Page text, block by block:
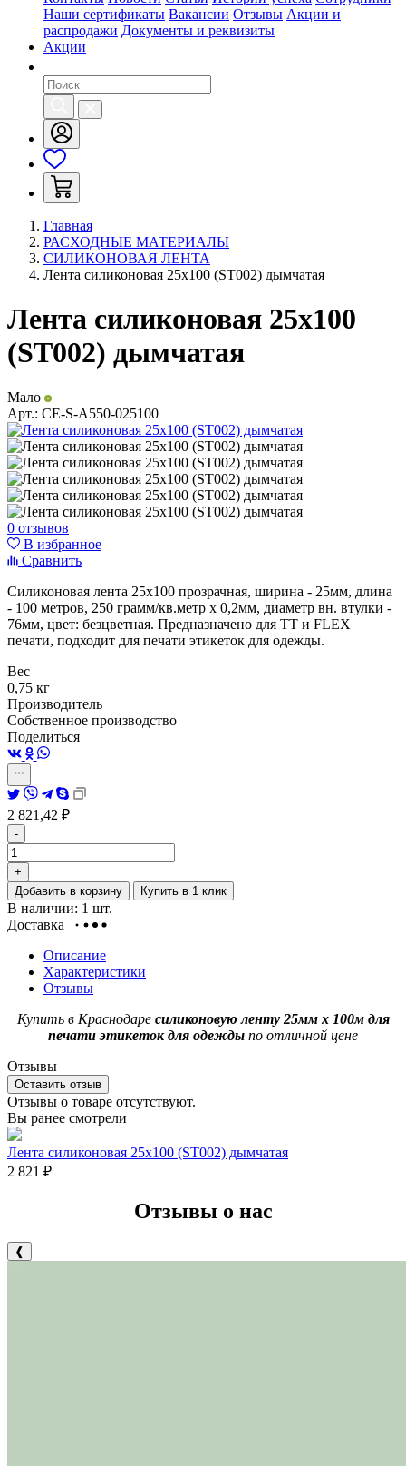
Наши сертификаты Вакансии Отзывы Акции и
распродажи Документы и реквизиты
Акции
Главная
РАСХОДНЫЕ МАТЕРИАЛЫ
СИЛИКОНОВАЯ ЛЕНТА
Лента силиконовая 25х100 (ST002) дымчатая
Лента силиконовая 25х100
(ST002) дымчатая
Мало
Арт.: CE-S-A550-025100
0 отзывов
В избранное
Сравнить
Силиконовая лента 25х100 прозрачная, ширина - 25мм, длина
- 100 метров, 250 грамм/кв.метр х 0,2мм, диаметр вн. втулки -
76мм, цвет: безцветная. Предназначено для ТТ и FLEX
печати, подходит для печати этикеток для одежды.
Вес
0,75 кг
Производитель
Собственное производство
Поделиться
2 821,42 ₽
-
+
Добавить в корзину
Купить в 1 клик
В наличии: 1 шт.
Доставка
Описание
Характеристики
Отзывы
Купить в Краснодаре силиконовую ленту 25мм х 100м для
печати этикеток для одежды по отличной цене
Отзывы
Оставить отзыв
Отзывы о товаре отсутствуют.
Вы ранее смотрели
Лента силиконовая 25х100 (ST002) дымчатая
2 821 ₽
Отзывы о нас
❰